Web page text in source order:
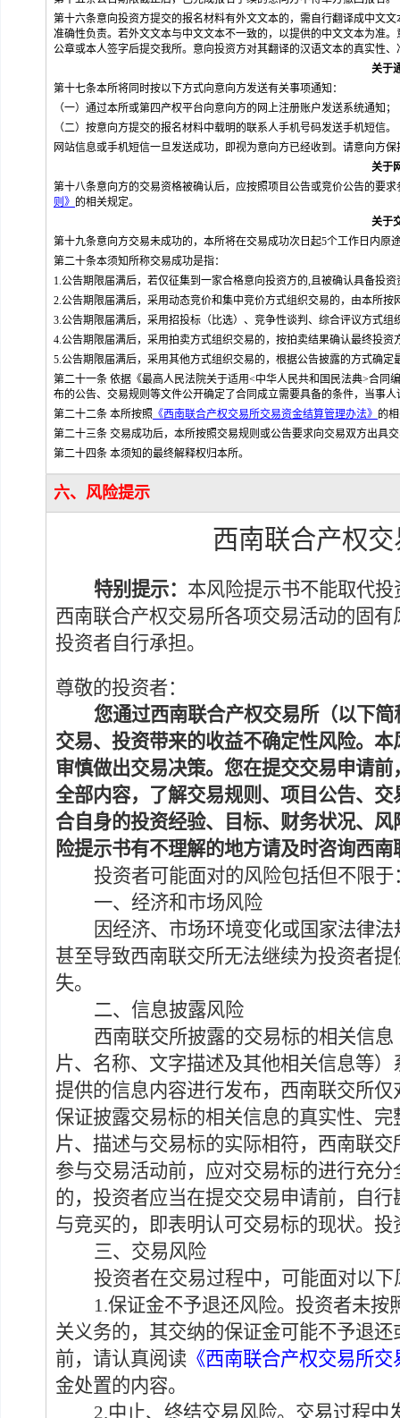
第十六条意向投资方提交的报名材料有外文文本的，需自行翻译成中文
准确性负责。若外文文本与中文文本不一致的，以提供的中文文本为准
公章或本人签字后提交我所。意向投资方对其翻译的汉语文本的真实性
关于
第十七条本所将同时按以下方式向意向方发送有关事项通知：
（一）通过本所或第四产权平台向意向方的网上注册账户发送系统通知；
（二）按意向方提交的报名材料中载明的联系人手机号码发送手机短信。
网站信息或手机短信一旦发送成功，即视为意向方已经收到。请意向方
关于
第十八条意向方的交易资格被确认后，应按照项目公告或竞价公告的要
则》 的相关规定。
关于
第十九条意向方交易未成功的，本所将在交易成功次日起5个工作日内原
第二十条本须知所称交易成功是指：
1.公告期限届满后，若仅征集到一家合格意向投资方的,且被确认具备投
2.公告期限届满后，采用动态竞价和集中竞价方式组织交易的，由本所
3.公告期限届满后，采用招投标（比选）、竞争性谈判、综合评议方式
4.公告期限届满后，采用拍卖方式组织交易的，按拍卖结果确认最终投资
5.公告期限届满后，采用其他方式组织交易的，根据公告披露的方式确定
第二十一条 依据《最高人民法院关于适用<中华人民共和国民法典>合同
布的公告、交易规则等文件公开确定了合同成立需要具备的条件，当事
第二十二条 本所按照 《西南联合产权交易所交易资金结算管理办法》 的
第二十三条 交易成功后，本所按照交易规则或公告要求向交易双方出具
第二十四条 本须知的最终解释权归本所。
六、风险提示
西南联合产权
特别提示： 本风险提示书不能取代
西南联合产权交易所各项交易活动的固
投资者自行承担。
尊敬的投资者：
您通过西南联合产权交易所（以下简
交易、投资带来的收益不确定性风险。
审慎做出交易决策。您在提交交易申请
全部内容，了解交易规则、 项目 公告、交
合自身的投资经验、目标、财务状况、
险提示书有不理解的地方请及时咨询西
投资者可能面对的风险包括但不限于
一、 经济和市场风险
因经济、市场环境变化或国家法律法
甚至导致西南联交所无法继续为投资者
失。
二、 信息披露风险
西南联交所披露的交易标的相关信
片、名称、文字描述及其他相关信息等
提供的信息内容进行发布，西南联交所
保证披露交易标的相关信息的真实性、
片、描述与交易标的实际相符，西南联
参与交易活动前，应对交易标的进行充
的，投资者应当在提交交易申请前，自
与竞买的，即表明认可交易标的现状。投
三、交易风险
投资者在交易过程中，可能面对以
1.保证金不予退还风险。 投资者未按
关义务的， 其交纳的保证金可能不予退还
前，请认真阅读 《西南联合产权交易所
金处置的内容。
2.中止、终结交易风险。 交易过程中